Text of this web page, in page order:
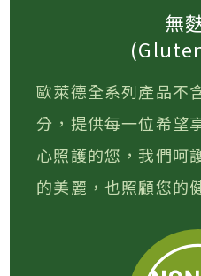
無
歐萊德全系列產品不
分，提供每一位希望
心照護的您，我們呵
的美麗，也照顧您的